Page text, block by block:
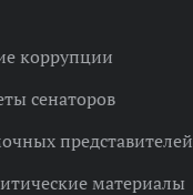
коррупции
сенаторов
представителей
материалы